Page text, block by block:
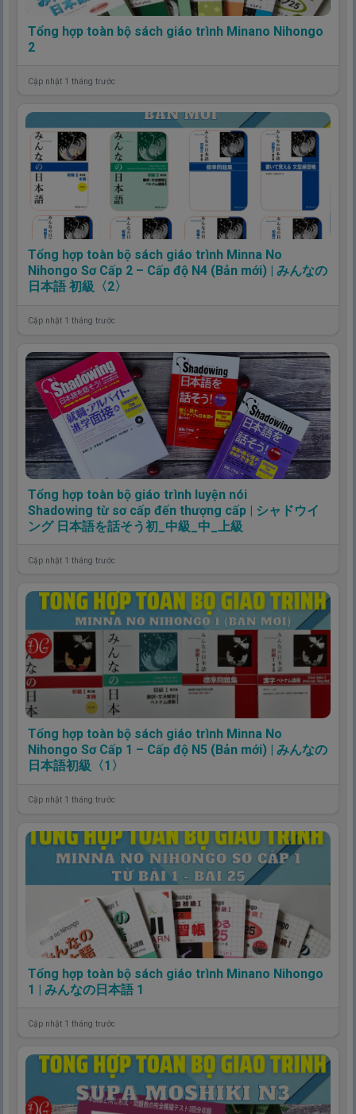
Tổng hợp toàn bộ sách giáo trình Minano Nihongo
2
Cập nhật 1 tháng trước
Tổng hợp toàn bộ sách giáo trình Minna No
Nihongo Sơ Cấp 2 – Cấp độ N4 (Bản mới) | みんなの
日本語 初級〈2〉
Cập nhật 1 tháng trước
Tổng hợp toàn bộ giáo trình luyện nói
Shadowing từ sơ cấp đến thượng cấp | シャドウイ
ング 日本語を話そう初_中級_中_上級
Cập nhật 1 tháng trước
Tổng hợp toàn bộ sách giáo trình Minna No
Nihongo Sơ Cấp 1 – Cấp độ N5 (Bản mới) | みんなの
日本語初級〈1〉
Cập nhật 1 tháng trước
Tổng hợp toàn bộ sách giáo trình Minano Nihongo
1 | みんなの日本語 1
Cập nhật 1 tháng trước